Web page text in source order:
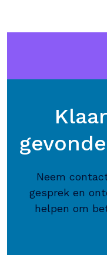
Neem
gesprek en
helpen om